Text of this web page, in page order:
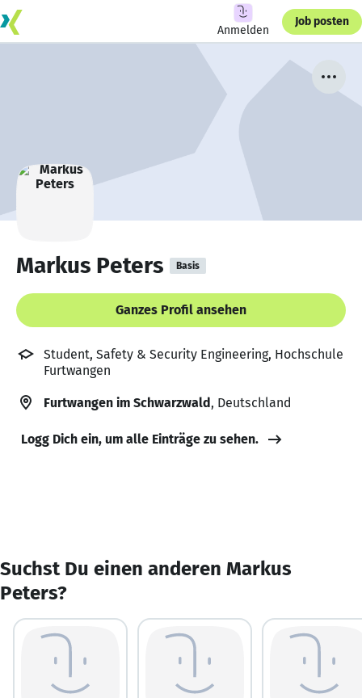
Anmelden
Job posten
Markus Peters Basis
Ganzes Profil ansehen
Student, Safety & Security Engineering, Hochschule
Furtwangen
Furtwangen im Schwarzwald, Deutschland
Logg Dich ein, um alle Einträge zu sehen.
Suchst Du einen anderen Markus
Peters?